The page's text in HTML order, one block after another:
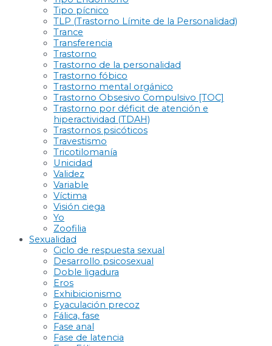
Tipo pícnico
TLP (Trastorno Límite de la Personalidad)
Trance
Transferencia
Trastorno
Trastorno de la personalidad
Trastorno fóbico
Trastorno mental orgánico
Trastorno Obsesivo Compulsivo [TOC]
Trastorno por déficit de atención e
hiperactividad (TDAH)
Trastornos psicóticos
Travestismo
Tricotilomanía
Unicidad
Validez
Variable
Víctima
Visión ciega
Yo
Zoofilia
Sexualidad
Ciclo de respuesta sexual
Desarrollo psicosexual
Doble ligadura
Eros
Exhibicionismo
Eyaculación precoz
Fálica, fase
Fase anal
Fase de latencia